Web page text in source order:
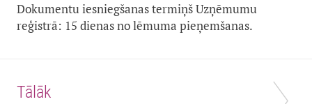
Dokumentu iesniegšanas termiņš Uzņēmumu
reģistrā: 15 dienas no lēmuma pieņemšanas.
Tālāk